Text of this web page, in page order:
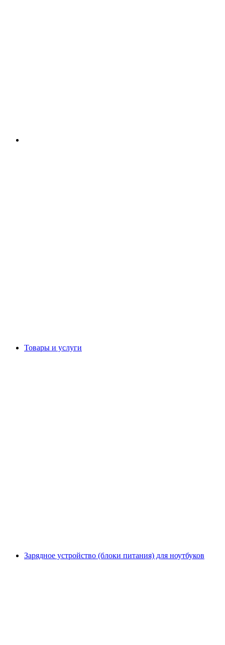
Товары и услуги
Зарядное устройство (блоки питания) для ноутбуков